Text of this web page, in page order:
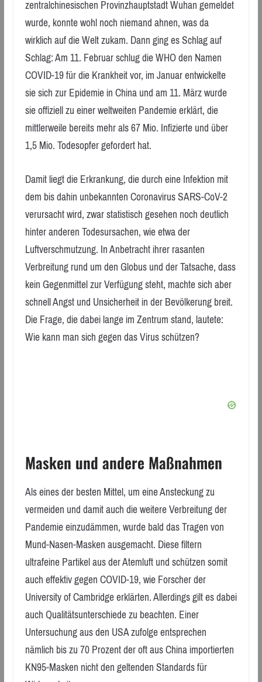
zentralchinesischen Provinzhauptstadt Wuhan gemeldet
wurde, konnte wohl noch niemand ahnen, was da
wirklich auf die Welt zukam. Dann ging es Schlag auf
Schlag: Am 11. Februar schlug die WHO den Namen
COVID-19 für die Krankheit vor, im Januar entwickelte
sie sich zur Epidemie in China und am 11. März wurde
sie offiziell zu einer weltweiten Pandemie erklärt, die
mittlerweile bereits mehr als 67 Mio. Infizierte und über
1,5 Mio. Todesopfer gefordert hat.
Damit liegt die Erkrankung, die durch eine Infektion mit
dem bis dahin unbekannten Coronavirus SARS-CoV-2
verursacht wird, zwar statistisch gesehen noch deutlich
hinter anderen Todesursachen, wie etwa der
Luftverschmutzung. In Anbetracht ihrer rasanten
Verbreitung rund um den Globus und der Tatsache, dass
kein Gegenmittel zur Verfügung steht, machte sich aber
schnell Angst und Unsicherheit in der Bevölkerung breit.
Die Frage, die dabei lange im Zentrum stand, lautete:
Wie kann man sich gegen das Virus schützen?
Masken und andere Maßnahmen
Als eines der besten Mittel, um eine Ansteckung zu
vermeiden und damit auch die weitere Verbreitung der
Pandemie einzudämmen, wurde bald das Tragen von
Mund-Nasen-Masken ausgemacht. Diese filtern
ultrafeine Partikel aus der Atemluft und schützen somit
auch effektiv gegen COVID-19, wie Forscher der
University of Cambridge erklärten. Allerdings gilt es dabei
auch Qualitätsunterschiede zu beachten. Einer
Untersuchung aus den USA zufolge entsprechen
nämlich bis zu 70 Prozent der oft aus China importierten
KN95-Masken nicht den geltenden Standards für